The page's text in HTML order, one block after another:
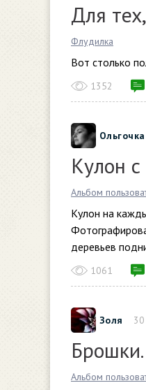
Для
Флудилка
Вот столько
1352
Ольгочка
Кулон
Альбом
Кулон на
деревьев
1061
Золя
Брошки.
Альбом